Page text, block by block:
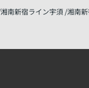
湘南新宿ライン宇須 湘南